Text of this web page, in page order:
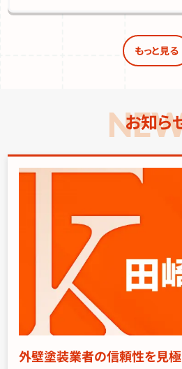
もっと見る
お知ら
外壁塗装業者の信頼性を見